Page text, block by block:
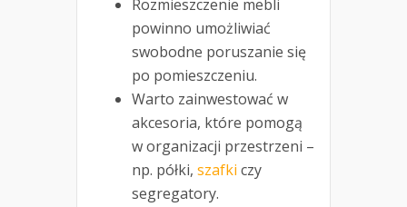
Rozmieszczenie mebli
powinno umożliwiać
swobodne poruszanie się
po pomieszczeniu.
Warto zainwestować w
akcesoria, które pomogą
w organizacji przestrzeni –
np. półki, szafki czy
segregatory.